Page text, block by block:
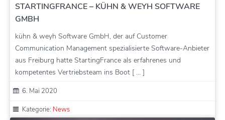
STARTINGFRANCE – KÜHN & WEYH SOFTWARE
GMBH
kühn & weyh Software GmbH, der auf Customer
Communication Management spezialisierte Software-Anbieter
aus Freiburg hatte StartingFrance als erfahrenes und
kompetentes Vertriebsteam ins Boot [ … ]
6. Mai 2020
Kategorie: News